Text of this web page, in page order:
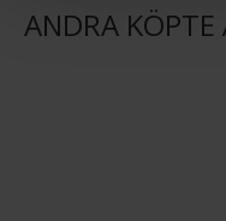
ANDRA KÖPTE